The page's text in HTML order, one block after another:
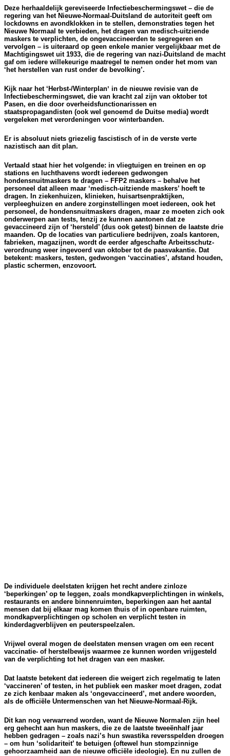
Deze herhaaldelijk gereviseerde Infectiebeschermingswet – die de
regering van het Nieuwe-Normaal-Duitsland de autoriteit geeft om
lockdowns en avondklokken in te stellen, demonstraties tegen het
Nieuwe Normaal te verbieden, het dragen van medisch-uitziende
maskers te verplichten, de ongevaccineerden te segregeren en
vervolgen – is uiteraard op geen enkele manier vergelijkbaar met de
Machtigingswet uit 1933, die de regering van nazi-Duitsland de macht
gaf om iedere willekeurige maatregel te nemen onder het mom van
‘het herstellen van rust onder de bevolking’.
Kijk naar het ‘Herbst-/Winterplanʼ in de nieuwe revisie van de
Infectiebeschermingswet, die van kracht zal zijn van oktober tot
Pasen, en die door overheidsfunctionarissen en
staatspropagandisten (ook wel genoemd de Duitse media) wordt
vergeleken met verordeningen voor winterbanden.
Er is absoluut niets griezelig fascistisch of in de verste verte
nazistisch aan dit plan.
Vertaald staat hier het volgende: in vliegtuigen en treinen en op
stations en luchthavens wordt iedereen gedwongen
hondensnuitmaskers te dragen – FFP2 maskers – behalve het
personeel dat alleen maar ‘medisch-uitziende maskers’ hoeft te
dragen. In ziekenhuizen, klinieken, huisartsenpraktijken,
verpleeghuizen en andere zorginstellingen moet iedereen, ook het
personeel, de hondensnuitmaskers dragen, maar ze moeten zich ook
onderwerpen aan tests, tenzij ze kunnen aantonen dat ze
gevaccineerd zijn of ‘hersteld’ (dus ook getest) binnen de laatste drie
maanden. Op de locaties van particuliere bedrijven, zoals kantoren,
fabrieken, magazijnen, wordt de eerder afgeschafte Arbeits­schutz­
verordnung weer ingevoerd van oktober tot de paasvakantie. Dat
betekent: maskers, testen, gedwongen ‘vaccinaties’, afstand houden,
plastic schermen, enzovoort.
De individuele deelstaten krijgen het recht andere zinloze
‘beperkingen’ op te leggen, zoals mondkapverplichtingen in winkels,
restaurants en andere binnenruimten, beperkingen aan het aantal
mensen dat bij elkaar mag komen thuis of in openbare ruimten,
mondkapverplichtingen op scholen en verplicht testen in
kinderdagverblijven en peuterspeelzalen.
Vrijwel overal mogen de deelstaten mensen vragen om een recent
vaccinatie- of herstelbewijs waarmee ze kunnen worden vrijgesteld
van de verplichting tot het dragen van een masker.
Dat laatste betekent dat iedereen die weigert zich regelmatig te laten
‘vaccineren’ of testen, in het publiek een masker moet dragen, zodat
ze zich kenbaar maken als ‘ongevaccineerd’, met andere woorden,
als de officiële Untermenschen van het Nieuwe-Normaal-Rijk.
Dit kan nog verwarrend worden, want de Nieuwe Normalen zijn heel
erg gehecht aan hun maskers, die ze de laatste tweeënhalf jaar
hebben gedragen – zoals nazi’s hun swastika reversspelden droegen
– om hun ‘solidariteit’ te betuigen (oftewel hun stompzinnige
gehoorzaamheid aan de nieuwe officiële ideologie). En nu zullen de